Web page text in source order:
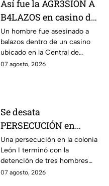
Así fue la AGR3SIÓN A
B4LAZOS en casino de
la Central de Abastos
que cobró la v1da de un
hombre, en León
Un hombre fue asesinado a
balazos dentro de un casino
ubicado en la Central de
Abastos de León. Sujetos
07 agosto, 2026
Se desata
PERSECUCIÓN en
colonia León I: Así
IDENTIFICARON y
DETUVIERON a tres
hombres, en León
Una persecución en la colonia
León I terminó con la
detención de tres hombres
que viajaban en una
07 agosto, 2026